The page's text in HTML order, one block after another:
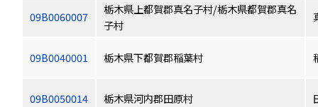
09B0060007
栃木県上都賀郡真名子村/栃木県都賀郡真名
子村
09B0040001 栃木県下都賀郡稲葉村
09B0050014 栃木県河内郡田原村